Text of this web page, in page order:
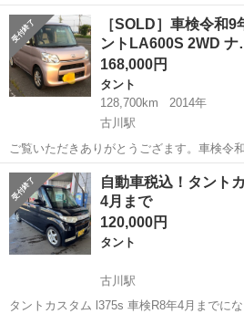
す！ 平成21年式 色パールホワイトW24 距離130000キロ 2WDのCVT
オートエアコン 電動片側スライドドア ス
宮城 大崎市 タント
［SOLD］車検令和
ントLA600S 2WD
168,000円
タント
128,700km
2014年
古川駅
ご覧いただきありがとうござます。車検令
LA600Sの出品になります。比較的綺麗で
な傷等あります。 購入前提でのコメント
長い話し等には対応しません。説...
宮城 大崎市 古川駅 タント
自動車税込！タント
4月まで
120,000円
タント
古川駅
タントカスタム l375s 車検R8年4月までに